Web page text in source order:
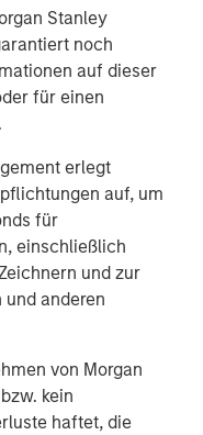
Stanley
noch
auf dieser
für einen
erlegt
auf, um
für
einschließlich
und zur
anderen
von Morgan
kein
haftet, die